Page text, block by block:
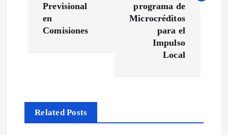
ó
Previsional
en
Comisiones
programa de
Microcréditos
para el
Impulso
Local
Related Posts